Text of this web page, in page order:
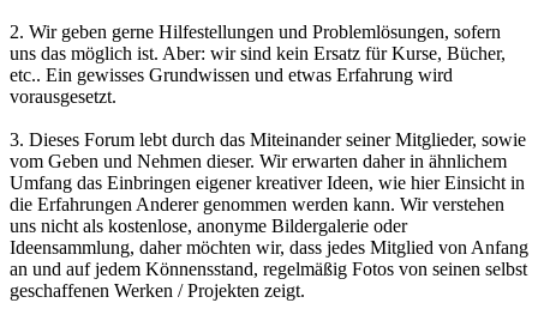
2. Wir geben gerne Hilfestellungen und Problemlösungen, sofern
uns das möglich ist. Aber: wir sind kein Ersatz für Kurse, Bücher,
etc.. Ein gewisses Grundwissen und etwas Erfahrung wird
vorausgesetzt.
3. Dieses Forum lebt durch das Miteinander seiner Mitglieder, sowie
vom Geben und Nehmen dieser. Wir erwarten daher in ähnlichem
Umfang das Einbringen eigener kreativer Ideen, wie hier Einsicht in
die Erfahrungen Anderer genommen werden kann. Wir verstehen
uns nicht als kostenlose, anonyme Bildergalerie oder
Ideensammlung, daher möchten wir, dass jedes Mitglied von Anfang
an und auf jedem Könnensstand, regelmäßig Fotos von seinen selbst
geschaffenen Werken / Projekten zeigt.